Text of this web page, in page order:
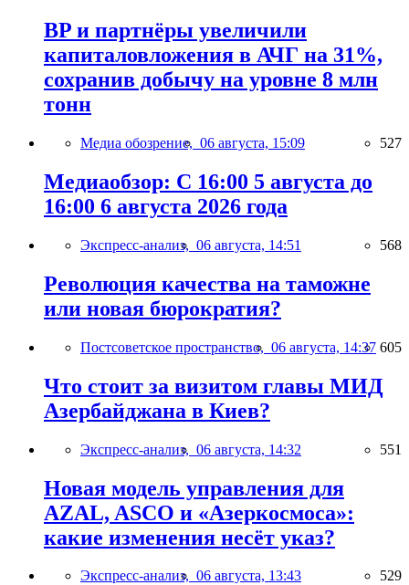
BP и партнёры увеличили
капиталовложения в АЧГ на 31%,
сохранив добычу на уровне 8 млн
тонн
Медиа обозрение, 06 августа, 15:09 527
Медиаобзор: С 16:00 5 августа до
16:00 6 августа 2026 года
Экспресс-анализ, 06 августа, 14:51 568
Революция качества на таможне
или новая бюрократия?
Постсоветское пространство, 06 августа, 14:37 605
Что стоит за визитом главы МИД
Азербайджана в Киев?
Экспресс-анализ, 06 августа, 14:32 551
Новая модель управления для
AZAL, ASCO и «Азеркосмоса»:
какие изменения несёт указ?
Экспресс-анализ, 06 августа, 13:43 529